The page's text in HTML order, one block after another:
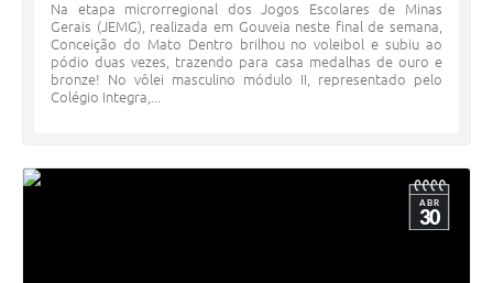
Na etapa microrregional dos Jogos Escolares de Minas
Gerais (JEMG), realizada em Gouveia neste final de semana,
Conceição do Mato Dentro brilhou no voleibol e subiu ao
pódio duas vezes, trazendo para casa medalhas de ouro e
bronze! No vôlei masculino módulo II, representado pelo
Colégio Integra,...
ABR
30